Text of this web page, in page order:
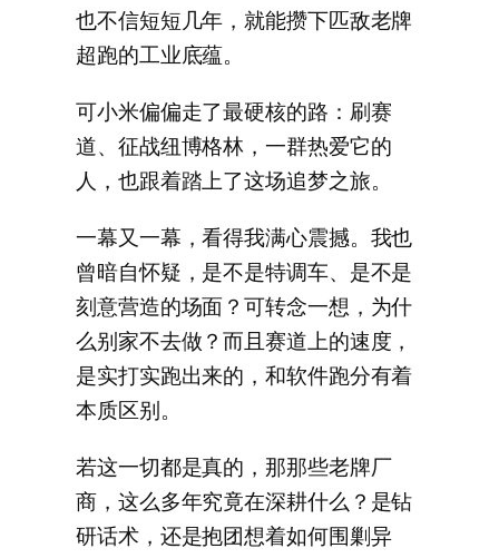
也不信短短几年，就能攒下匹敌老牌
超跑的工业底蕴。
可小米偏偏走了最硬核的路：刷赛
道、征战纽博格林，一群热爱它的
人，也跟着踏上了这场追梦之旅。
一幕又一幕，看得我满心震撼。我也
曾暗自怀疑，是不是特调车、是不是
刻意营造的场面？可转念一想，为什
么别家不去做？而且赛道上的速度，
是实打实跑出来的，和软件跑分有着
本质区别。
若这一切都是真的，那那些老牌厂
商，这么多年究竟在深耕什么？是钻
研话术，还是抱团想着如何围剿异